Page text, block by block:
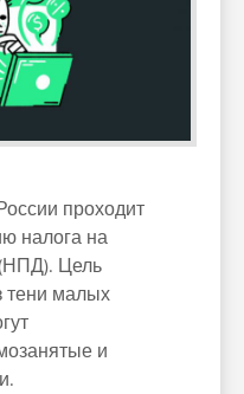
проходит
налога на
Цель
тени малых
и